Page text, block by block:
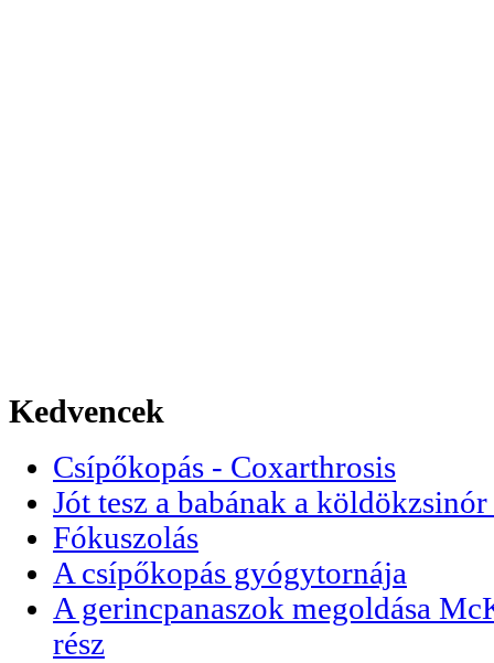
Kedvencek
Csípőkopás - Coxarthrosis
Jót tesz a babának a
Fókuszolás
A csípőkopás gyógytornája
A gerincpanaszok megoldása
rész